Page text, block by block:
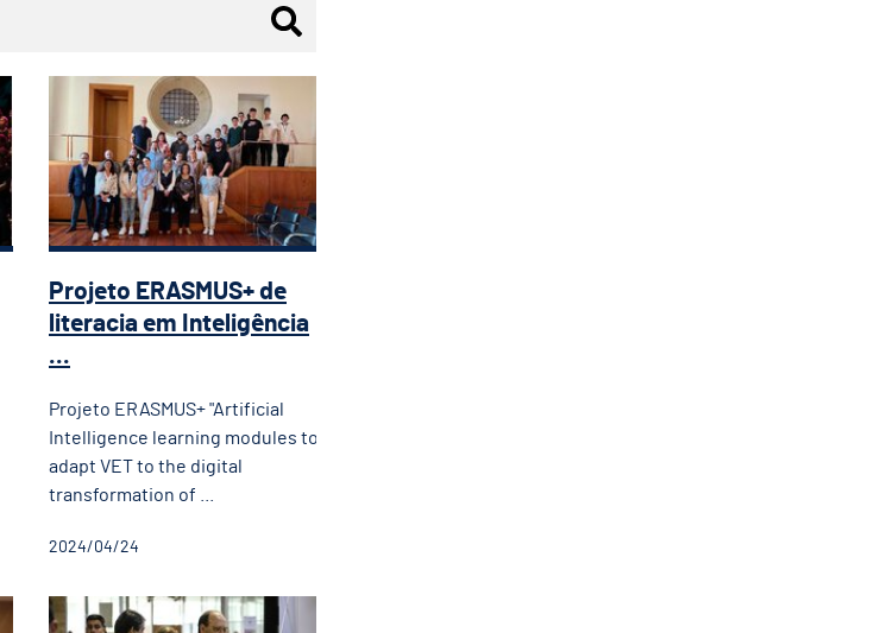
Torneio de Retórica.
da cantata de 2024 do projeto Cantânia
Projeto ERASMUS+ de literacia em Inteligência
Projeto ERASMUS+ de
literacia em Inteligência
...
Projeto ERASMUS+ "Artificial
Intelligence learning modules to
adapt VET to the digital
transformation of ...
2024/04/24
na Sessão Especial em São Torcato
distinguidas nas Olimpíadas de Química Júnior
RoboParty recebe 450 jovens em Guimarães, para